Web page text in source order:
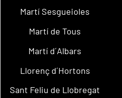
Martí Sesgueioles
Martí de Tous
Martí d´Albars
Llorenç d´Hortons
Sant Feliu de Llobregat